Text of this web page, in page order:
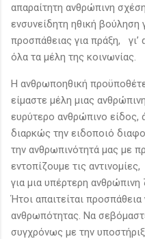
απαραίτητη ανθρώπινη
ενσυνείδητη ηθική βούληση
προσπάθειας για πράξη, γι’
όλα τα μέλη της κοινωνίας.
Η ανθρωποηθική
είμαστε μέλη μιας
ευρύτερο ανθρώπινο είδος,
διαρκώς την ειδοποιό
την ανθρωπινότητά μας με
εντοπίζουμε τις
για μια υπέρτερη
Ήτοι απαιτείται
ανθρωπότητας. Να
συγχρόνως με την